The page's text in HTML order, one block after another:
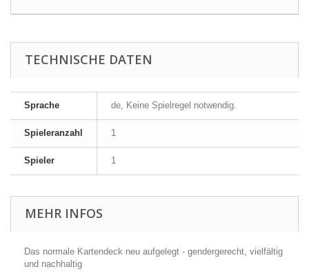
TECHNISCHE DATEN
Sprache de, Keine Spielregel notwendig.
Spieleranzahl 1
Spieler 1
MEHR INFOS
Das normale Kartendeck neu aufgelegt - gendergerecht, vielfältig
und nachhaltig